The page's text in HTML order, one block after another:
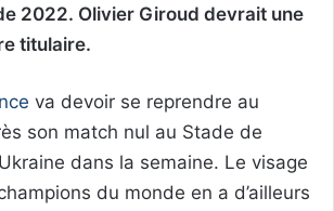
2022. Olivier Giroud devrait une
titulaire.
va devoir se reprendre au
son match nul au Stade de
dans la semaine. Le visage
du monde en a d’ailleurs